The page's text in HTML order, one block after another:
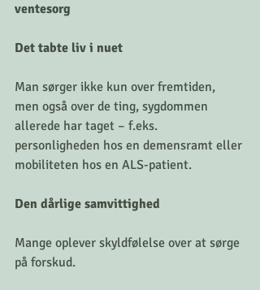
ventesorg
Det tabte liv i nuet
Man sørger ikke kun over fremtiden,
men også over de ting, sygdommen
allerede har taget – f.eks.
personligheden hos en demensramt eller
mobiliteten hos en ALS-patient.
Den dårlige samvittighed
Mange oplever skyldfølelse over at sørge
på forskud.